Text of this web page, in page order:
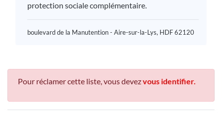
protection sociale complémentaire.
boulevard de la Manutention - Aire-sur-la-Lys, HDF 62120
Pour réclamer cette liste, vous devezvous identifier.